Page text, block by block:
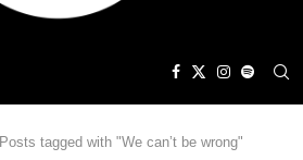
Posts tagged with "We can’t be wrong"